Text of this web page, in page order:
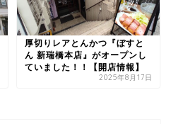
厚切りレアとんかつ『ぼすと
ん 新瑞橋本店』がオープンし
ていました！！【開店情報】
2025年8月17日